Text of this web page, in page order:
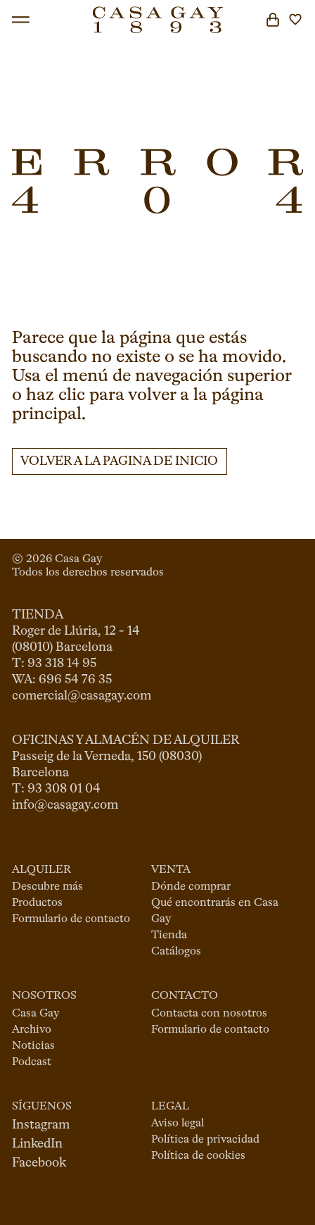
Parece que la página que estás
buscando no existe o se ha movido.
Usa el menú de navegación superior
o haz clic para volver a la página
principal.
VOLVER A LA PAGINA DE INICIO
© 2026 Casa Gay
Todos los derechos reservados
TIENDA
Roger de Llúria, 12 - 14
(08010) Barcelona
T: 93 318 14 95
comercial@casagay.com
OFICINAS Y ALMACÉN DE ALQUILER
Passeig de la Verneda, 150 (08030)
Barcelona
info@casagay.com
ALQUILER
Descubre más
Productos
Formulario de contacto
VENTA
Dónde comprar
Qué encontrarás en Casa
Gay
Tienda
Catálogos
NOSOTROS
Casa Gay
Archivo
Noticias
Podcast
CONTACTO
Contacta con nosotros
Formulario de contacto
SÍGUENOS
Instagram
LinkedIn
Facebook
LEGAL
Aviso legal
Política de privacidad
Política de cookies